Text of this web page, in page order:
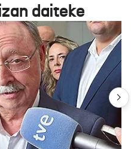
daiteke